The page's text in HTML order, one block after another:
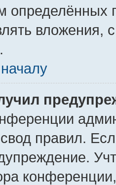
определённых
вложения,
правил.